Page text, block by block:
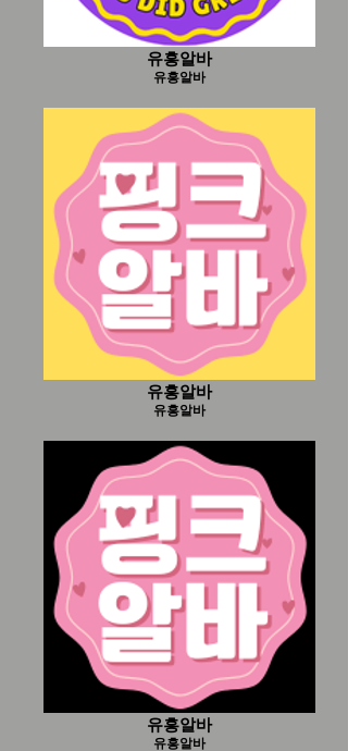
유흥알바
유흥알바
유흥알바
유흥알바